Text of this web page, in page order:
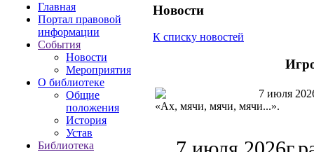
Главная
Портал правовой
информации
События
Новости
Мероприятия
О библиотеке
Общие
положения
История
Устав
Библиотека
Новости
К списку новостей
7 июля
«Ах, мячи, мячи, мячи...».